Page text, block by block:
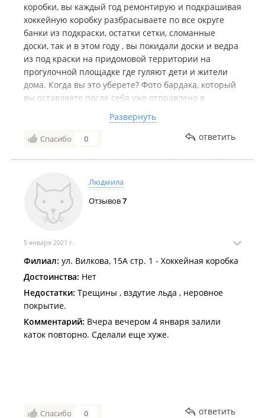
коробки, вы каждый год ремонтирую и подкрашивая
хоккейную коробку разбрасываете по все округе
банки из подкраски, остатки сетки, сломанные
доски, так и в этом году , вы покидали доски и ведра
из под краски на придомовой территории на
прогулочной площадке где гуляют дети и жители
дома. Когда вы это уберете? Фото бардака, который
вы оставляете после себя уже отправлено в
время вы не уберете за собой все , такие фото будут
отправлены по Госуслугам в Москву на контроль
Развернуть
Спасибо 0 ответить
Людмила
Отзывов7
5 января 2021 г.
Филиал: ул. Вилкова, 15А стр. 1 - Хоккейная коробка
Достоинства: Нет
Недостатки: Трещины , вздутие льда , неровное
покрытие.
Комментарий: Вчера вечером 4 января залили
каток повторно. Сделали еще хуже.
Спасибо 0 ответить